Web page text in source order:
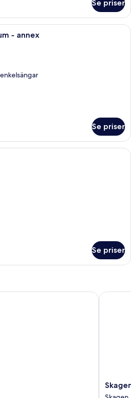
Se priser
Ett sovrum med en säng, ett
- annex
Se priser
Ett modernt hotellrum med en
Se priser
Skagen
Harbour
Skagen